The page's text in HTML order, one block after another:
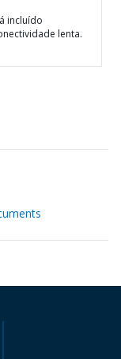
incluído
lenta.